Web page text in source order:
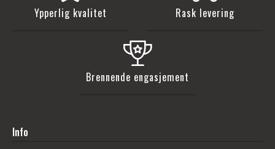
Ypperlig kvalitet Rask levering
Brennende engasjement
Info